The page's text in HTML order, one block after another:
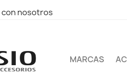
nosotros
MARCAS